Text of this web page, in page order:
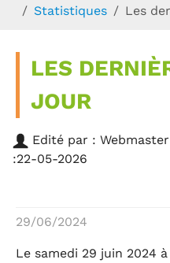
Statistiques
Les
LES
JOUR
Edité par : Webmaster
:22-05-2026
29/06/2024
Le samedi 29 juin 2024